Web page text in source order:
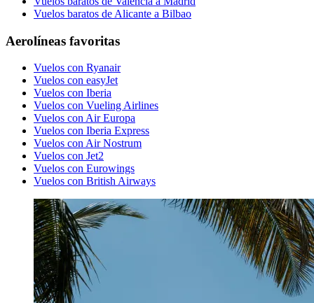
Vuelos baratos de Alicante a Bilbao
Aerolíneas favoritas
Vuelos con Ryanair
Vuelos con easyJet
Vuelos con Iberia
Vuelos con Vueling Airlines
Vuelos con Air Europa
Vuelos con Iberia Express
Vuelos con Air Nostrum
Vuelos con Jet2
Vuelos con Eurowings
Vuelos con British Airways